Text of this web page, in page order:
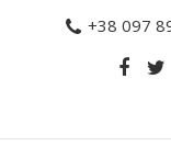
+38 097